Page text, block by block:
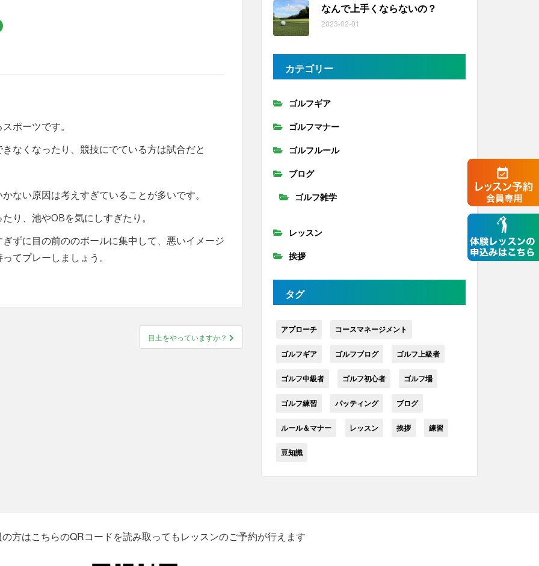
ポーツです。
なくなったり、競技にでている方は試合だと
ない原因は考えすぎていることが多いです。
り、池やOBを気にしすぎたり。
ずに目の前ののボールに集中して、悪いイメージ
てプレーしましょう。
目土をやっていますか？
なんで上手くならないの？
2023-02-01
カテゴリー
ゴルフギア
ゴルフマナー
ゴルフルール
ブログ
ゴルフ雑学
レッスン
挨拶
タグ
アプローチ コースマネージメント
ゴルフギア ゴルフブログ ゴルフ上級者
ゴルフ中級者 ゴルフ初心者 ゴルフ場
ゴルフ練習 パッティング ブログ
ルール＆マナー レッスン 挨拶 練習
豆知識
方はこちらのQRコードを読み取ってもレッスンのご予約が行えます